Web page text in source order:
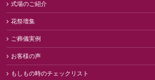
式場のご紹介
花祭壇集
ご葬儀実例
お客様の声
もしもの時のチェックリスト